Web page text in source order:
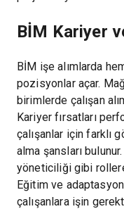
BİM Kariyer
BİM işe alımlarda
pozisyonlar açar.
birimlerde çalışan
Kariyer fırsatları
çalışanlar için farklı
alma şansları
yöneticiliği gibi
Eğitim ve
çalışanlara işin